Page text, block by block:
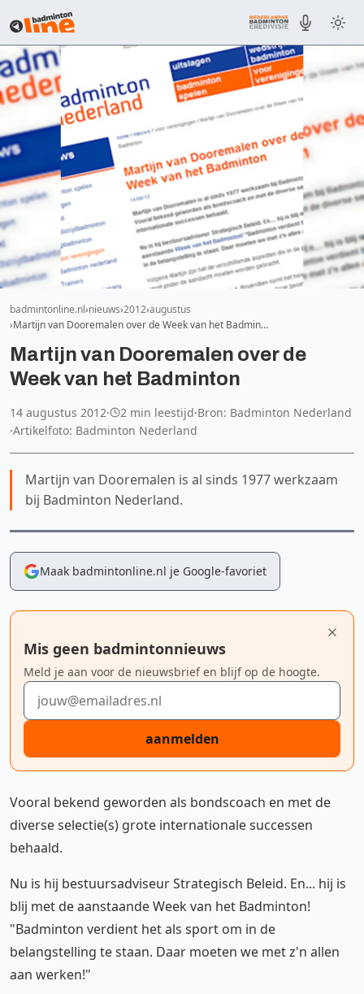
badmintonline.nl nieuws 2012 augustus
Martijn van Dooremalen over de Week van het Badmin…
Martijn van Dooremalen over de
Week van het Badminton
14 augustus 2012· 2 min leestijd·Bron: Badminton Nederland
·Artikelfoto: Badminton Nederland
Martijn van Dooremalen is al sinds 1977 werkzaam
bij Badminton Nederland.
Maak badmintonline.nl je Google-favoriet
Mis geen badmintonnieuws
Meld je aan voor de nieuwsbrief en blijf op de hoogte.
E-mailadres
aanmelden
Vooral bekend geworden als bondscoach en met de
diverse selectie(s) grote internationale successen
behaald.
Nu is hij bestuursadviseur Strategisch Beleid. En... hij is
blij met de aanstaande Week van het Badminton!
"Badminton verdient het als sport om in de
belangstelling te staan. Daar moeten we met z'n allen
aan werken!"